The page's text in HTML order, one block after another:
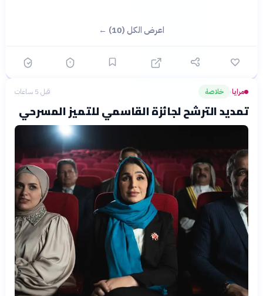
اعرض الكل (10) ←
مرايا› خلاصة قبل 5 ساعات
تمديد الترشح لجائزة القاسمي للتميز المسرحي